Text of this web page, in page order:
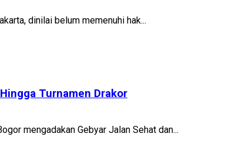
dinilai belum memenuhi hak...
Turnamen Drakor
mengadakan Gebyar Jalan Sehat dan...